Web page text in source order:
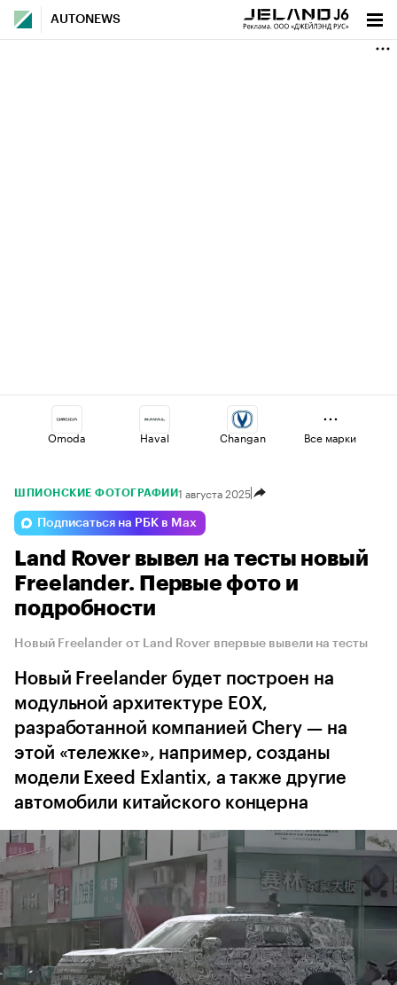
AUTONEWS
Omoda Haval Changan
Volga Voyah Esteo
Lada Jaecoo Geely
Все марки
ШПИОНСКИЕ ФОТОГРАФИИ1 августа 2025
Подписаться на РБК в Max
Land Rover вывел на тесты новый
Freelander. Первые фото и
подробности
Новый Freelander от Land Rover впервые вывели на тесты
Новый Freelander будет построен на
модульной архитектуре E0X,
разработанной компанией Chery — на
этой «тележке», например, созданы
модели Exeed Exlantix, а также другие
автомобили китайского концерна